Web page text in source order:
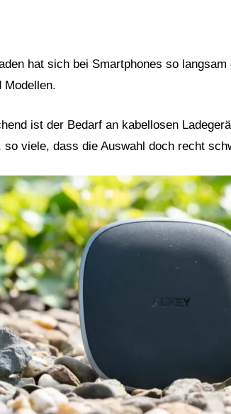
hat sich bei Smartphones so
Modellen.
ist der Bedarf an kabellosen
so viele, dass die Auswahl doch recht